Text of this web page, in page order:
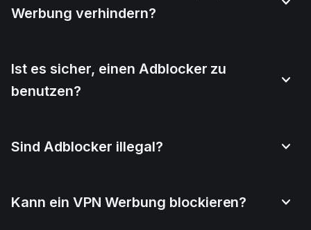
Werbung verhindern?
Ist es sicher, einen Adblocker zu
benutzen?
Sind Adblocker illegal?
Kann ein VPN Werbung blockieren?